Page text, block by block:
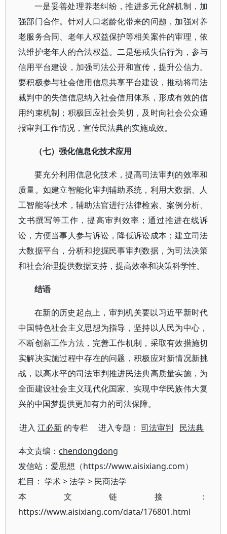
一是妥善处理养老纠纷，推进多元化解机制，加
强部门合作。针对人口老龄化带来的问题，加强对养
老服务合同、老年人权益保护等相关案件的审理，依
法维护老年人的合法权益。二是惩戒失信行为，参与
信用平台建设，加强司法公开和宣传，提升公信力。
要积极参与社会信用信息共享平台建设，推动将司法
裁判中的失信信息纳入社会信用体系，形成有效的信
用约束机制；积极回应社会关切，及时向社会公众通
报审判工作情况，宣传民法典的实施成效。
（七）强化信息化技术应用
要充分利用信息化技术，提高司法审判的效率和
质量。如建立智能化审判辅助系统，利用大数据、人
工智能等技术，辅助法官进行法律检索、案例分析、
文书撰写等工作，提高审判效率；通过推进在线诉
讼，方便当事人参与诉讼，降低诉讼成本；建立司法
大数据平台，分析和挖掘民事审判数据，为司法决策
和社会治理提供数据支持，提高效率和决策科学性。
结语
在新的历史起点上，审判机关要以习近平新时代
中国特色社会主义思想为指导，坚持以人民为中心，
不断创新工作方法，完善工作机制，采取有效措施切
实解决实施过程中存在的问题，积极应对新情况新挑
战，以高水平的司法审判推进民法典高质量实施，为
全面建设社会主义现代化国家、实现中华民族伟大复
兴的中国梦提供更加有力的司法保障。
进入江必新 的专栏 进入专题：司法审判 民法典
本文责编： chendongdong
发信站：爱思想（https://www.aisixiang.com）
栏目： 学术>法学 > 民商法学
本文链接：
https://www.aisixiang.com/data/176801.html